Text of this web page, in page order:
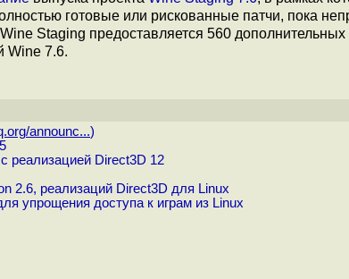
готовые или рискованные патчи, пока
Staging предоставляется 560
Wine 7.6.
announc...)
реализацией Direct3D 12
2.6, реализаций Direct3D для Linux
упрощения доступа к играм из Linux